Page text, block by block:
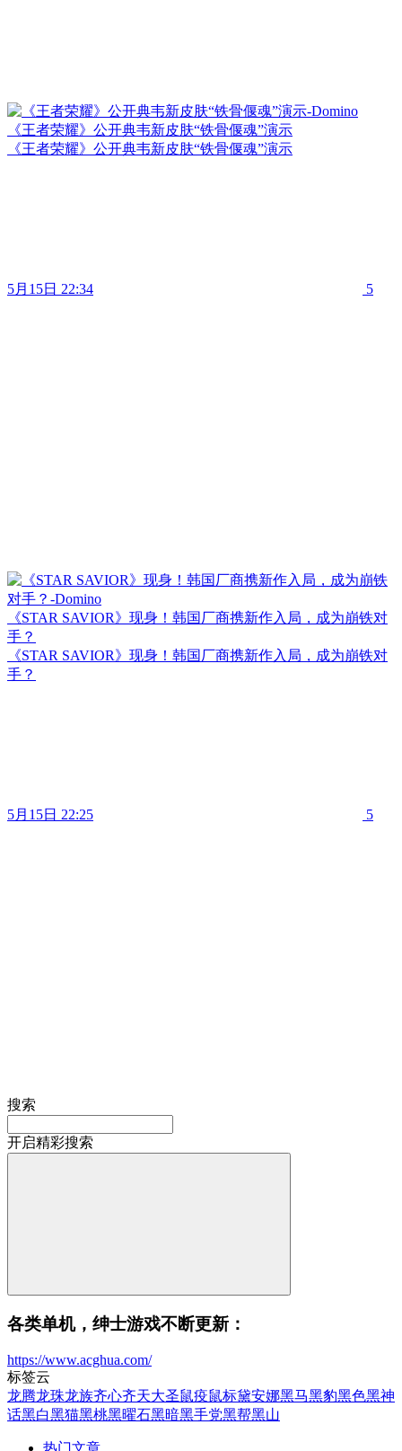
《王者荣耀》公开典韦新皮肤“铁骨偃魂”演示
《王者荣耀》公开典韦新皮肤“铁骨偃魂”演示
5月15日 22:34 5
《STAR SAVIOR》现身！韩国厂商携新作入局，成为崩铁对
手？
《STAR SAVIOR》现身！韩国厂商携新作入局，成为崩铁对
手？
5月15日 22:25 5
搜索
开启精彩搜索
各类单机，绅士游戏不断更新：
https://www.acghua.com/
标签云
龙腾龙珠龙族齐心齐天大圣鼠疫鼠标黛安娜黑马黑豹黑色黑神
话黑白黑猫黑桃黑曜石黑暗黑手党黑帮黑山